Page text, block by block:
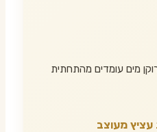
מים עומדים מהתחתית
מעוצב